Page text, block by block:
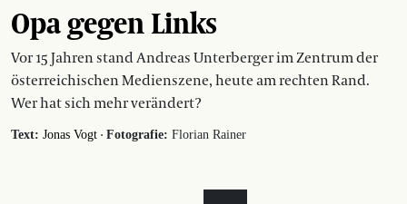
Opa gegen Links
Vor 15 Jahren stand Andreas Unterberger im Zentrum der
österreichischen Medienszene, heute am rechten Rand.
Wer hat sich mehr verändert?
Text: Jonas Vogt · Fotografie: Florian Rainer